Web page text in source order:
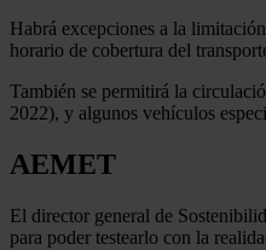
Habrá excepciones a la
horario de cobertura del
También se permitirá la
2022), y algunos vehículos
AEMET
El director general de
para poder testearlo con la